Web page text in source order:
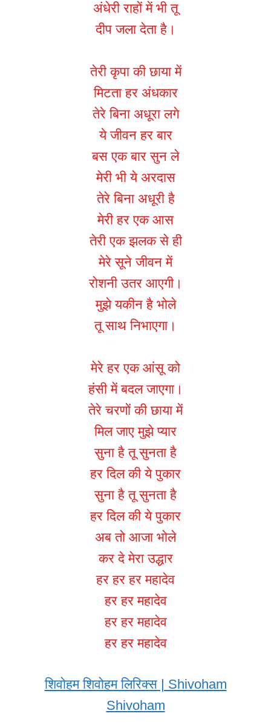
अंधेरी राहों में भी तू
दीप जला देता है।
तेरी कृपा की छाया में
मिटता हर अंधकार
तेरे बिना अधूरा लगे
ये जीवन हर बार
बस एक बार सुन ले
मेरी भी ये अरदास
तेरे बिना अधूरी है
मेरी हर एक आस
तेरी एक झलक से ही
मेरे सूने जीवन में
रोशनी उतर आएगी।
मुझे यकीन है भोले
तू साथ निभाएगा।
मेरे हर एक आंसू को
हंसी में बदल जाएगा।
तेरे चरणों की छाया में
मिल जाए मुझे प्यार
सुना है तू सुनता है
हर दिल की ये पुकार
सुना है तू सुनता है
हर दिल की ये पुकार
अब तो आजा भोले
कर दे मेरा उद्धार
हर हर हर महादेव
हर हर महादेव
हर हर महादेव
हर हर महादेव
शिवोहम शिवोहम लिरिक्स | Shivoham
Shivoham